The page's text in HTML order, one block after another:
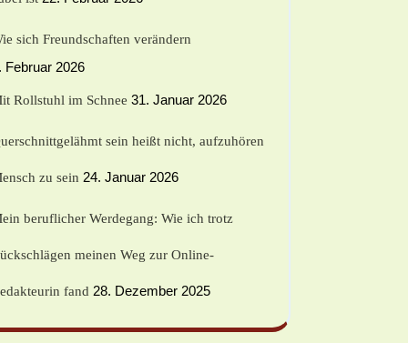
sich Freundschaften verändern
Februar 2026
Rollstuhl im Schnee 31. Januar 2026
sein heißt nicht, aufzuhören
zu sein 24. Januar 2026
beruflicher Werdegang: Wie ich trotz
meinen Weg zur Online-
fand 28. Dezember 2025